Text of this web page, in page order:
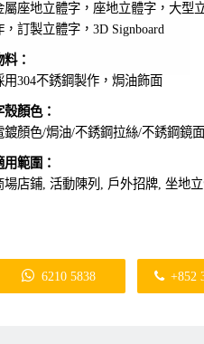
屬座地立體字，座地立體字，大型
，訂製立體字，3D Signboard
料：
用304不銹鋼製作，焗油飾面
殼顏色：
鍍顏色/焗油/不銹鋼拉絲/不銹鋼鏡面
用範圍：
場店鋪, 活動陳列, 戶外招牌, 坐地
6210 5838 +852